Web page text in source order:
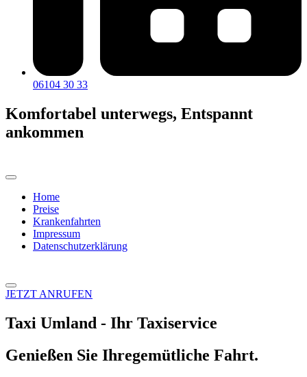
06104 30 33
Komfortabel unterwegs, Entspannt
ankommen
Home
Preise
Krankenfahrten
Impressum
Datenschutzerklärung
JETZT ANRUFEN
Taxi Umland - Ihr Taxiservice
Genießen Sie Ihregemütliche Fahrt.